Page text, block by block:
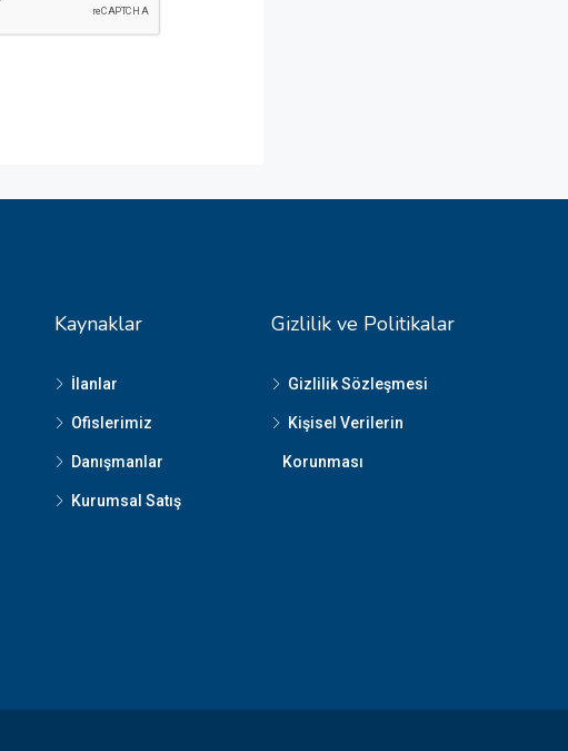
Kaynaklar
İlanlar
Ofislerimiz
Danışmanlar
Kurumsal Satış
Gizlilik ve Politikalar
Gizlilik Sözleşmesi
Kişisel Verilerin
Korunması